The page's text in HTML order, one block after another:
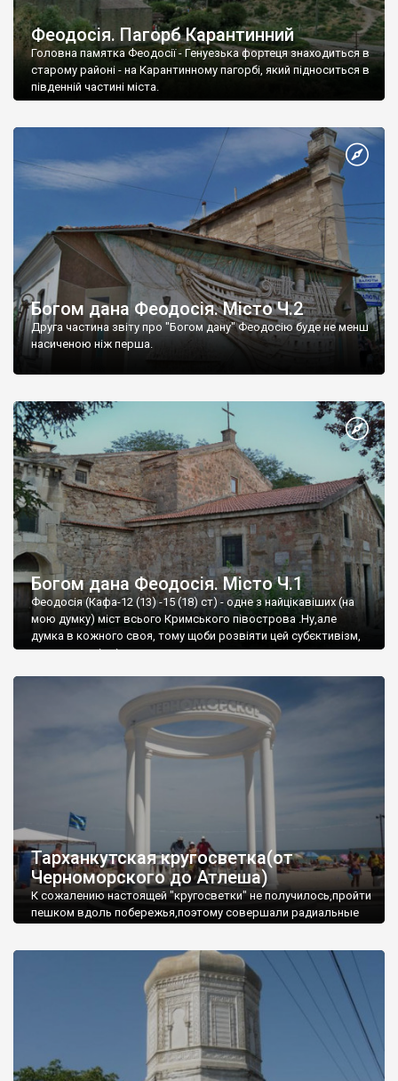
Феодосія. Пагорб Карантинний
Головна памятка Феодосії - Генуезька фортеця знаходиться в
старому районі - на Карантинному пагорбі, який підноситься в
південній частині міста.
Богом дана Феодосія. Місто Ч.2
Друга частина звіту про "Богом дану" Феодосію буде не менш
насиченою ніж перша.
Богом дана Феодосія. Місто Ч.1
Феодосія (Кафа-12 (13) -15 (18) ст) - одне з найцікавіших (на
мою думку) міст всього Кримського півострова .Ну,але
думка в кожного своя, тому щоби розвіяти цей субєктивізм,
запрошую відвідати це
Тарханкутская кругосветка(от
Черноморского до Атлеша)
К сожалению настоящей "кругосветки" не получилось,пройти
пешком вдоль побережья,поэтому совершали радиальные